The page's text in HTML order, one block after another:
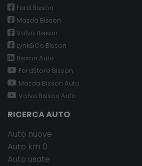
Ford Bisson
Mazda Bisson
Volvo Bisson
Lynk&Co Bisson
Bisson Auto
FordStore Bisson
Mazda Bisson Auto
Volvo Bisson Auto
RICERCA AUTO
Auto nuove
Auto km 0
Auto usate